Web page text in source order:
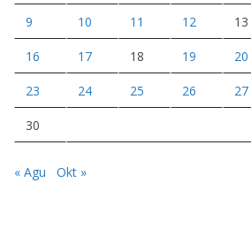
9 10 11 12 13
16 17 18 19 20
23 24 25 26 27
30
« Agu Okt »